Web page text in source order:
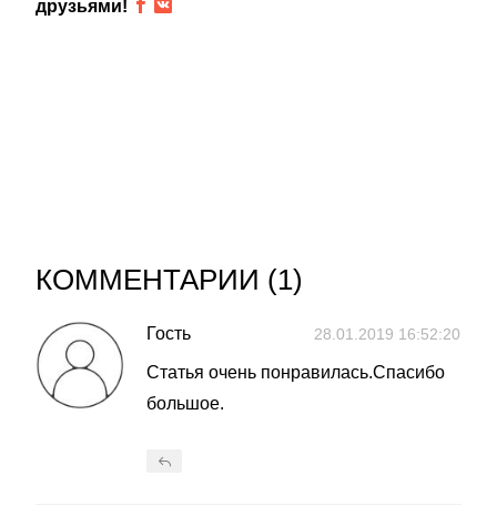
друзьями!
КОММЕНТАРИИ (1)
Гость 28.01.2019 16:52:20
Статья очень понравилась.Спасибо
большое.